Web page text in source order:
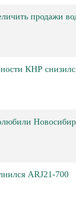
продажи
КНР
ARJ21-700